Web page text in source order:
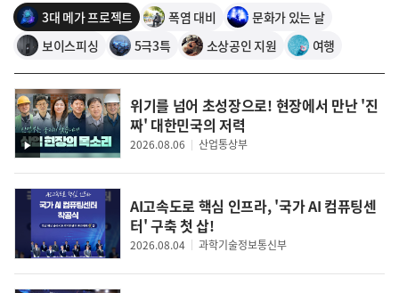
현익
한국위원회
무총장
박찬일
셰프
명지대 경상통계학
응용데이터사이언스
3대 메가 프로젝트 폭염 대비
문화가 있는 날
보이스피싱
5극3특 소상공인 지원 여행
영
상
위기를 넘어 초성장으로! 현장에서 만난 '진
짜' 대한민국의 저력
2026.08.06 산업통상부
AI고속도로 핵심 인프라, '국가 AI 컴퓨팅센
터' 구축 첫 삽!
2026.08.04 과학기술정보통신부